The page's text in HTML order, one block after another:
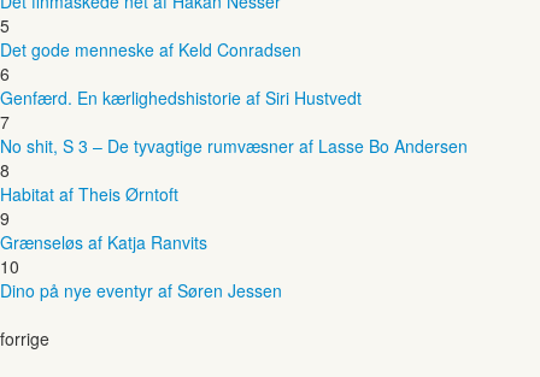
5
Det gode menneske af Keld Conradsen
6
Genfærd. En kærlighedshistorie af Siri Hustvedt
7
No shit, S 3 – De tyvagtige rumvæsner af Lasse Bo Andersen
8
Habitat af Theis Ørntoft
9
Grænseløs af Katja Ranvits
10
Dino på nye eventyr af Søren Jessen
forrige